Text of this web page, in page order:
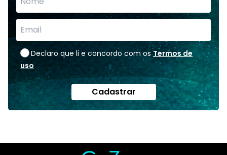
Declaro que li e concordo com os Termos de
uso
Cadastrar